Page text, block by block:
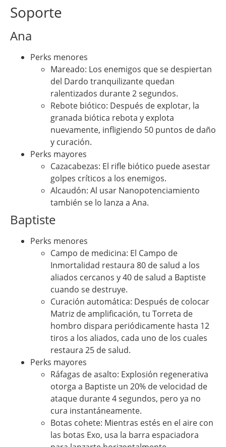
Soporte
Ana
Perks menores
Mareado: Los enemigos que se despiertan
del Dardo tranquilizante quedan
ralentizados durante 2 segundos.
Rebote biótico: Después de explotar, la
granada biótica rebota y explota
nuevamente, infligiendo 50 puntos de daño
y curación.
Perks mayores
Cazacabezas: El rifle biótico puede asestar
golpes críticos a los enemigos.
Alcaudón: Al usar Nanopotenciamiento
también se lo lanza a Ana.
Baptiste
Perks menores
Campo de medicina: El Campo de
Inmortalidad restaura 80 de salud a los
aliados cercanos y 40 de salud a Baptiste
cuando se destruye.
Curación automática: Después de colocar
Matriz de amplificación, tu Torreta de
hombro dispara periódicamente hasta 12
tiros a los aliados, cada uno de los cuales
restaura 25 de salud.
Perks mayores
Ráfagas de asalto: Explosión regenerativa
otorga a Baptiste un 20% de velocidad de
ataque durante 4 segundos, pero ya no
cura instantáneamente.
Botas cohete: Mientras estés en el aire con
las botas Exo, usa la barra espaciadora